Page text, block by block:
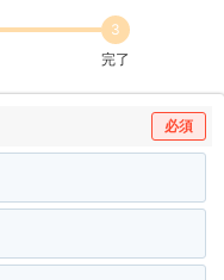
3
完了
必須